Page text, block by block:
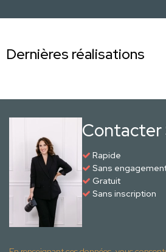
Dernières réalisations
Contacter
Rapide
Sans
Gratuit
Sans inscription